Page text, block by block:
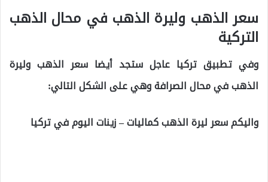
سعر الذهب وليرة الذهب في محال الذهب
التركية
وفي تطبيق تركيا عاجل ستجد أيضا سعر الذهب وليرة
الذهب في محال الصرافة وهي على الشكل التالي:
واليكم سعر ليرة الذهب كماليات – زينات اليوم في تركيا